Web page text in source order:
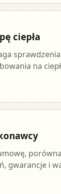
ciepła
na
gwarancje i